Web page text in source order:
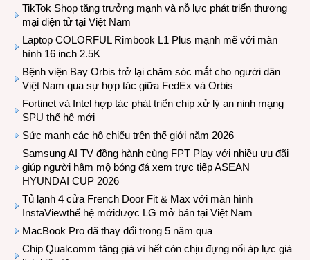
TikTok Shop tăng trưởng mạnh và nỗ lực phát triển thương
mại điện tử tại Việt Nam
Laptop COLORFUL Rimbook L1 Plus mạnh mẽ với màn
hình 16 inch 2.5K
Bệnh viện Bay Orbis trở lại chăm sóc mắt cho người dân
Việt Nam qua sự hợp tác giữa FedEx và Orbis
Fortinet và Intel hợp tác phát triển chip xử lý an ninh mạng
SPU thế hệ mới
Sức mạnh các hộ chiếu trên thế giới năm 2026
Samsung AI TV đồng hành cùng FPT Play với nhiều ưu đãi
giúp người hâm mộ bóng đá xem trực tiếp ASEAN
HYUNDAI CUP 2026
Tủ lạnh 4 cửa French Door Fit & Max với màn hình
InstaViewthế hệ mớiđược LG mở bán tại Việt Nam
MacBook Pro đã thay đổi trong 5 năm qua
Chip Qualcomm tăng giá vì hết còn chịu đựng nổi áp lực giá